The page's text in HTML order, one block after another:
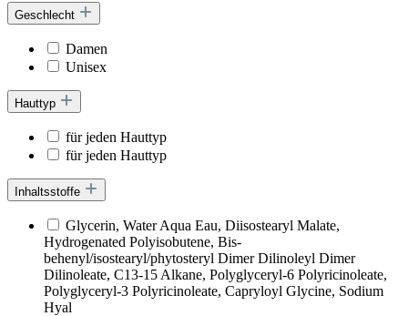
Geschlecht
Damen
Unisex
Hauttyp
für jeden Hauttyp
für jeden Hauttyp
Inhaltsstoffe
Glycerin, Water Aqua Eau, Diisostearyl Malate,
Hydrogenated Polyisobutene, Bis-
behenyl/isostearyl/phytosteryl Dimer Dilinoleyl Dimer
Dilinoleate, C13-15 Alkane, Polyglyceryl-6 Polyricinoleate,
Polyglyceryl-3 Polyricinoleate, Capryloyl Glycine, Sodium
Hyal